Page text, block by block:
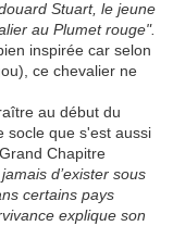
Stuart, le jeune
au Plumet rouge".
inspirée car selon
ce chevalier ne
au début du
socle que s'est aussi
Chapitre
d’exister sous
certains pays
explique son